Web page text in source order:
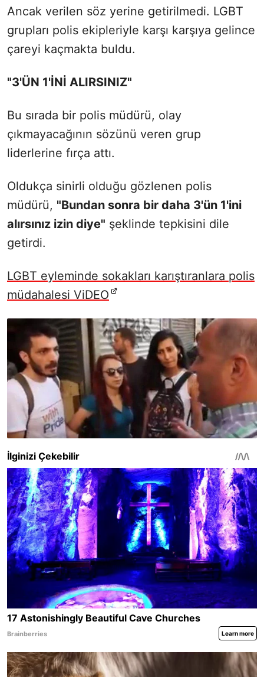
Ancak verilen söz yerine getirilmedi. LGBT
grupları polis ekipleriyle karşı karşıya gelince
çareyi kaçmakta buldu.
"3'ÜN 1'İNİ ALIRSINIZ"
Bu sırada bir polis müdürü, olay
çıkmayacağının sözünü veren grup
liderlerine fırça attı.
Oldukça sinirli olduğu gözlenen polis
müdürü, "Bundan sonra bir daha 3'ün 1'ini
alırsınız izin diye" şeklinde tepkisini dile
getirdi.
LGBT eyleminde sokakları karıştıranlara polis
müdahalesi ViDEO